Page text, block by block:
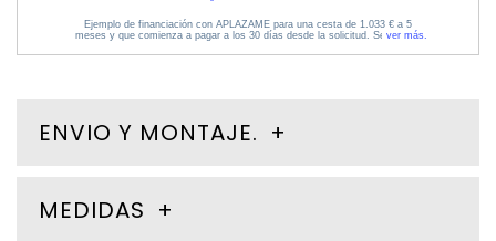
ENVIO Y MONTAJE.
MEDIDAS